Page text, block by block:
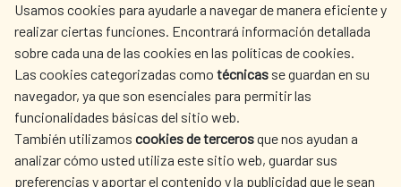
Usamos cookies para ayudarle a navegar de manera eficiente y
realizar ciertas funciones. Encontrará información detallada
sobre cada una de las cookies en las políticas de cookies.
Las cookies categorizadas como técnicas se guardan en su
navegador, ya que son esenciales para permitir las
funcionalidades básicas del sitio web.
También utilizamos cookies de tercerosque nos ayudan a
analizar cómo usted utiliza este sitio web, guardar sus
preferencias y aportar el contenido y la publicidad que le sean
AECID
WHERE DO WE COOPERATE?
SPANISH HUMANITARIAN
ACTION
PRESS ROOM
CULTURE AND SCIENCE LIBRARY